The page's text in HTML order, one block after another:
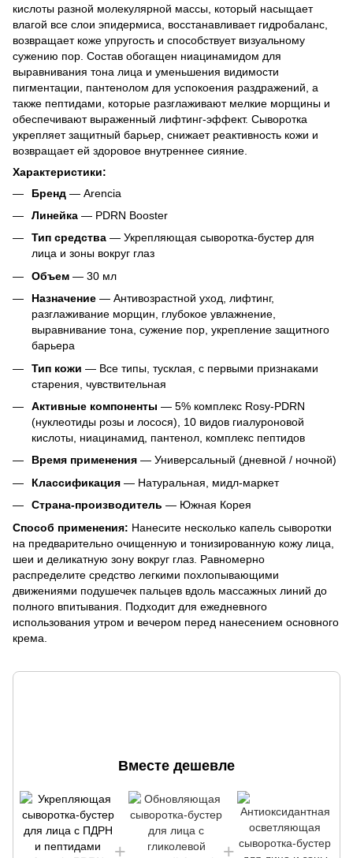
кислоты разной молекулярной массы, который насыщает
влагой все слои эпидермиса, восстанавливает гидробаланс,
возвращает коже упругость и способствует визуальному
сужению пор. Состав обогащен ниацинамидом для
выравнивания тона лица и уменьшения видимости
пигментации, пантенолом для успокоения раздражений, а
также пептидами, которые разглаживают мелкие морщины и
обеспечивают выраженный лифтинг-эффект. Сыворотка
укрепляет защитный барьер, снижает реактивность кожи и
возвращает ей здоровое внутреннее сияние.
Характеристики:
Бренд — Arencia
Линейка — PDRN Booster
Тип средства — Укрепляющая сыворотка-бустер для
лица и зоны вокруг глаз
Объем — 30 мл
Назначение — Антивозрастной уход, лифтинг,
разглаживание морщин, глубокое увлажнение,
выравнивание тона, сужение пор, укрепление защитного
барьера
Тип кожи — Все типы, тусклая, с первыми признаками
старения, чувствительная
Активные компоненты — 5% комплекс Rosy-PDRN
(нуклеотиды розы и лосося), 10 видов гиалуроновой
кислоты, ниацинамид, пантенол, комплекс пептидов
Время применения — Универсальный (дневной / ночной)
Классификация — Натуральная, мидл-маркет
Страна-производитель — Южная Корея
Способ применения: Нанесите несколько капель сыворотки
на предварительно очищенную и тонизированную кожу лица,
шеи и деликатную зону вокруг глаз. Равномерно
распределите средство легкими похлопывающими
движениями подушечек пальцев вдоль массажных линий до
полного впитывания. Подходит для ежедневного
использования утром и вечером перед нанесением основного
крема.
Вместе дешевле